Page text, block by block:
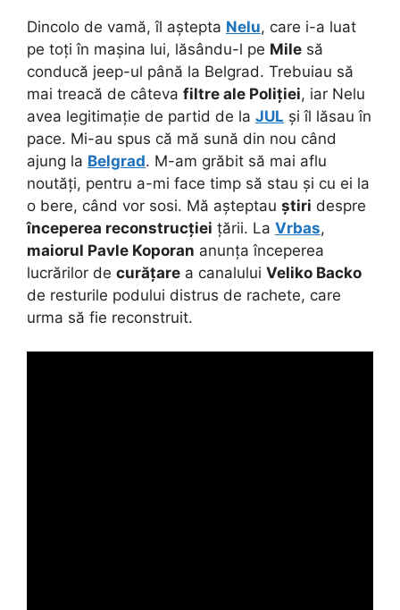
Dincolo de vamă, îl aștepta Nelu, care i-a luat
pe toți în mașina lui, lăsându-l pe Mile să
conducă jeep-ul până la Belgrad. Trebuiau să
mai treacă de câteva filtre ale Poliției, iar Nelu
avea legitimație de partid de la JUL și îl lăsau în
pace. Mi-au spus că mă sună din nou când
ajung la Belgrad. M-am grăbit să mai aflu
noutăți, pentru a-mi face timp să stau și cu ei la
o bere, când vor sosi. Mă așteptau știri despre
începerea reconstrucției țării. La Vrbas,
maiorul Pavle Koporan anunța începerea
lucrărilor de curățare a canalului Veliko Backo
de resturile podului distrus de rachete, care
urma să fie reconstruit.